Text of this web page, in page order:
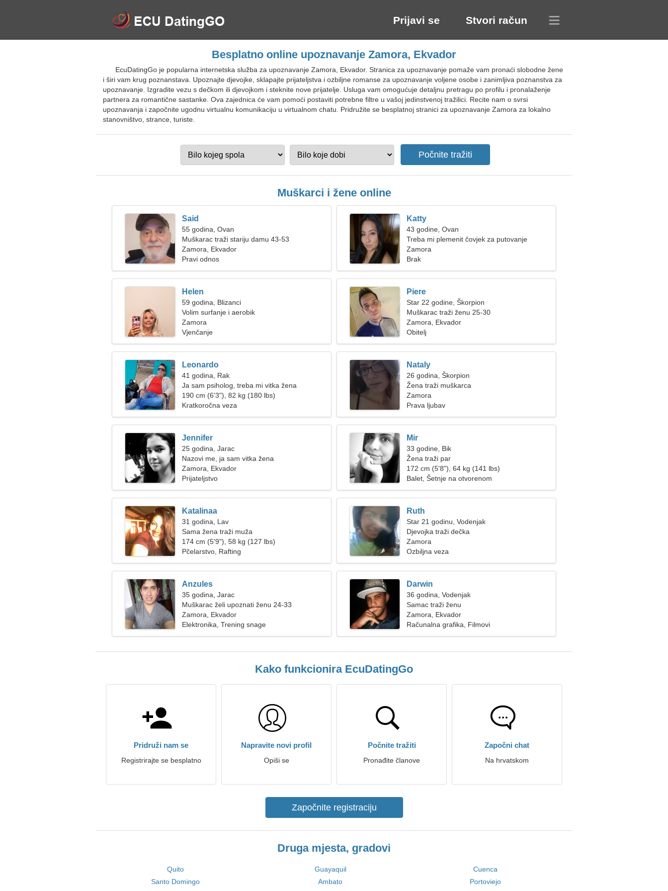
Prijavi se Stvori račun
Besplatno online upoznavanje Zamora, Ekvador
EcuDatingGo je popularna internetska služba za upoznavanje Zamora, Ekvador. Stranica za upoznavanje pomaže vam pronaći slobodne žene
i širi vam krug poznanstava. Upoznajte djevojke, sklapajte prijateljstva i ozbiljne romanse za upoznavanje voljene osobe i zanimljiva poznanstva za
upoznavanje. Izgradite vezu s dečkom ili djevojkom i steknite nove prijatelje. Usluga vam omogućuje detaljnu pretragu po profilu i pronalaženje
partnera za romantične sastanke. Ova zajednica će vam pomoći postaviti potrebne filtre u vašoj jedinstvenoj tražilici. Recite nam o svrsi
upoznavanja i započnite ugodnu virtualnu komunikaciju u virtualnom chatu. Pridružite se besplatnoj stranici za upoznavanje Zamora za lokalno
stanovništvo, strance, turiste.
Muškarci i žene online
Said
55 godina, Ovan
Muškarac traži stariju damu 43-53
Zamora, Ekvador
Pravi odnos
Katty
43 godine, Ovan
Treba mi plemenit čovjek za putovanje
Zamora
Brak
Helen
59 godina, Blizanci
Volim surfanje i aerobik
Zamora
Vjenčanje
Piere
Star 22 godine, Škorpion
Muškarac traži ženu 25-30
Zamora, Ekvador
Obitelj
Leonardo
41 godina, Rak
Ja sam psiholog, treba mi vitka žena
190 cm (6'3"), 82 kg (180 lbs)
Kratkoročna veza
Nataly
26 godina, Škorpion
Žena traži muškarca
Zamora
Prava ljubav
Jennifer
25 godina, Jarac
Nazovi me, ja sam vitka žena
Zamora, Ekvador
Prijateljstvo
Mir
33 godine, Bik
Žena traži par
172 cm (5'8"), 64 kg (141 lbs)
Balet, Šetnje na otvorenom
Katalinaa
31 godina, Lav
Sama žena traži muža
174 cm (5'9"), 58 kg (127 lbs)
Pčelarstvo, Rafting
Ruth
Star 21 godinu, Vodenjak
Djevojka traži dečka
Zamora
Ozbiljna veza
Anzules
35 godina, Jarac
Muškarac želi upoznati ženu 24-33
Zamora, Ekvador
Elektronika, Trening snage
Darwin
36 godina, Vodenjak
Samac traži ženu
Zamora, Ekvador
Računalna grafika, Filmovi
Kako funkcionira EcuDatingGo
Pridruži nam se
Registrirajte se besplatno
Napravite novi profil
Opiši se
Počnite tražiti
Pronađite članove
Započni chat
Na hrvatskom
Započnite registraciju
Druga mjesta, gradovi
Quito Guayaquil
Cuenca
Santo Domingo
Ambato
Portoviejo